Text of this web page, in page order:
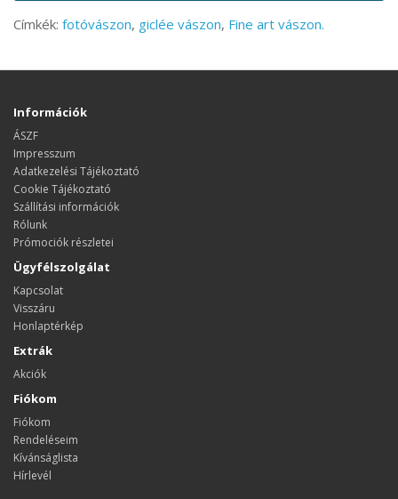
Címkék: fotóvászon, giclée vászon, Fine art vászon.
Információk
ÁSZF
Impresszum
Adatkezelési Tájékoztató
Cookie Tájékoztató
Szállítási információk
Rólunk
Prómociók részletei
Ügyfélszolgálat
Kapcsolat
Visszáru
Honlaptérkép
Extrák
Akciók
Fiókom
Fiókom
Rendeléseim
Kívánságlista
Hírlevél